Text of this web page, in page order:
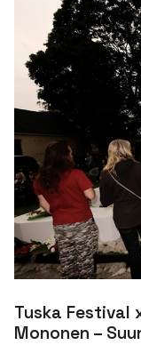
Tuska Festival
Mononen –